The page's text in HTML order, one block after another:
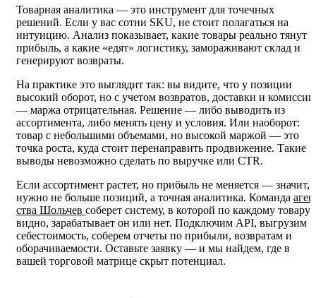
Товарная аналитика — это инструмент для точечных
решений. Если у вас сотни SKU, не стоит полагаться на
интуицию. Анализ показывает, какие товары реально тянут
прибыль, а какие «едят» логистику, замораживают склад и
генерируют возвраты.
На практике это выглядит так: вы видите, что у позиции
высокий оборот, но с учетом возвратов, доставки и комиссии
— маржа отрицательная. Решение — либо выводить из
ассортимента, либо менять цену и условия. Или наоборот:
товар с небольшими объемами, но высокой маржой — это
точка роста, куда стоит перенаправить продвижение. Такие
выводы невозможно сделать по выручке или CTR.
Если ассортимент растет, но прибыль не меняется — значит,
нужно не больше позиций, а точная аналитика. Команда
ства Шольчев соберет систему, в которой по каждому товару
видно, зарабатывает он или нет. Подключим API, выгрузим
себестоимость, соберем отчеты по прибыли, возвратам и
оборачиваемости. Оставьте заявку — и мы найдем, где в
вашей торговой матрице скрыт потенциал.